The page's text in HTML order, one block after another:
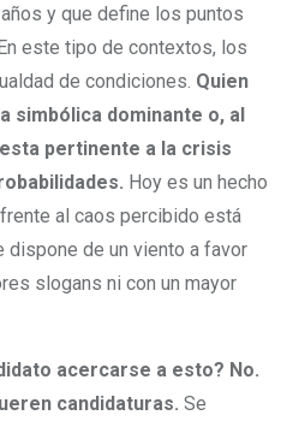
y que define los puntos
este tipo de contextos, los
de condiciones. Quien
simbólica dominante o, al
pertinente a la crisis
Hoy es un hecho
al caos percibido está
dispone de un viento a favor
slogans ni con un mayor
acercarse a esto? No.
candidaturas. Se